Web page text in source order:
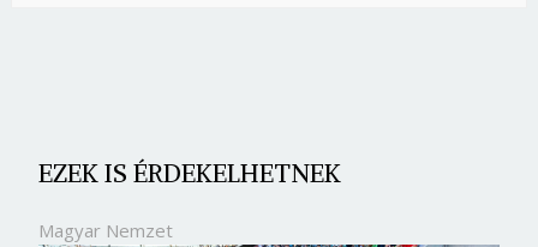
EZEK IS ÉRDEKELHETNEK
Magyar Nemzet